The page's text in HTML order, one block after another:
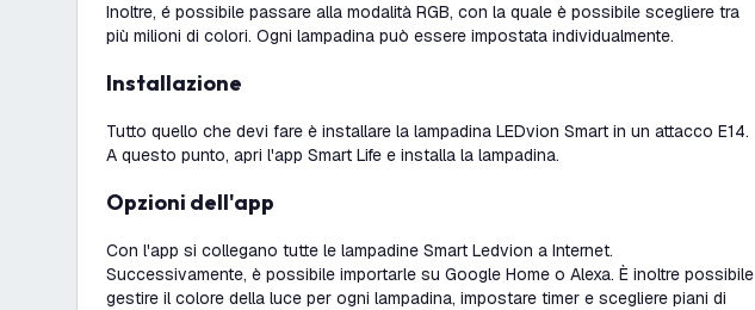
Inoltre, é possibile passare alla modalità RGB, con la quale è possibile scegliere tra
più milioni di colori. Ogni lampadina può essere impostata individualmente.
Installazione
Tutto quello che devi fare è installare la lampadina LEDvion Smart in un attacco E14.
A questo punto, apri l'app Smart Life e installa la lampadina.
Opzioni dell'app
Con l'app si collegano tutte le lampadine Smart Ledvion a Internet.
Successivamente, è possibile importarle su Google Home o Alexa. È inoltre possibile
gestire il colore della luce per ogni lampadina, impostare timer e scegliere piani di